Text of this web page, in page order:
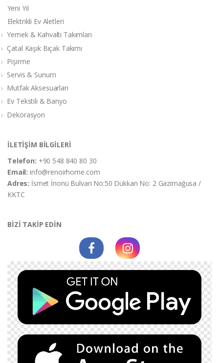
Yeni Yıl
Elektrikli Ev Aletleri
Yemek & Kahvaltı Takımları
Çatal Kaşık Bıçak Takımı
Pişirme
Servis & Sunum
Mutfak Aksesuarları
Ev Tekstili & Banyo
Dekorasyon
İLETİŞİM BİLGİLERİ
Telefon: +90 548 840 80 30
Email:info@renoirhome.com
Adres: İsmet İnonü Bulvarı No:50 Dükkan No: 2 Gazimağusa /
KKTC
BİZİ TAKİP EDİN